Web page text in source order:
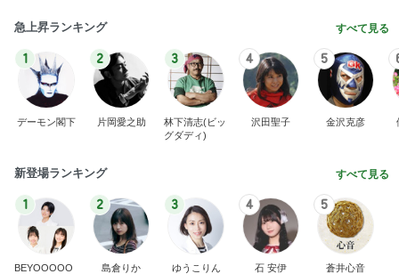
急上昇ランキング すべて見る
1
デーモン閣下
2
片岡愛之助
3
林下清志(ビッ
グダディ)
4
沢田聖子
5
金沢克彦
新登場ランキング すべて見る
1
BEYOOOOO
2
島倉りか
3
ゆうこりん
4
石 安伊
5
蒼井心音